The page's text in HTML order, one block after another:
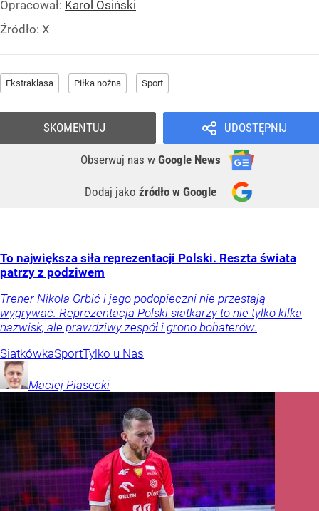
Opracował: Karol Osiński
Źródło: X
Ekstraklasa Piłka nożna Sport
UDOSTĘPNIJ
Obserwuj nas w Google News
Dodaj jako źródło w Google
SKOMENTUJ
To największa siła reprezentacji Polski. Reszta świata
patrzy z podziwem
Trener Nikola Grbić i jego podopieczni nie przestają
wygrywać. Reprezentacja Polski siatkarzy to nie tylko kilka
nazwisk, ale prawdziwy zespół i grono bohaterów.
SiatkówkaSportTylko u Nas
Maciej Piasecki